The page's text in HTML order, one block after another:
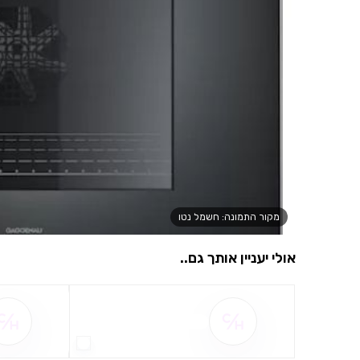
מקור התמונה: חשמל נטו
אולי יעניין אותך גם..